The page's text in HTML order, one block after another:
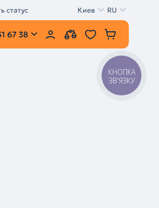
статус Киев RU
67 38
КНОПКА
ЗВ'ЯЗКУ